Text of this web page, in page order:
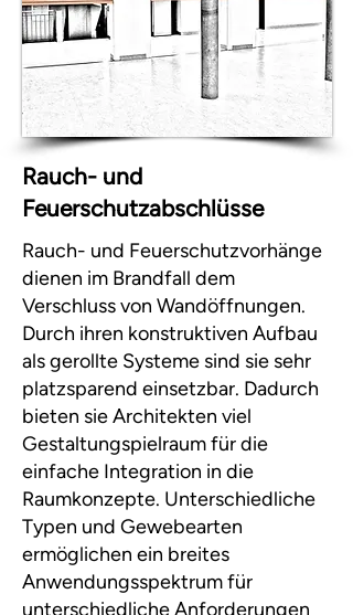
Rauch- und
Feuerschutzabschlüsse
Rauch- und Feuerschutzvorhänge
dienen im Brandfall dem
Verschluss von Wandöffnungen.
Durch ihren konstruktiven Aufbau
als gerollte Systeme sind sie sehr
platzsparend einsetzbar. Dadurch
bieten sie Architekten viel
Gestaltungspielraum für die
einfache Integration in die
Raumkonzepte. Unterschiedliche
Typen und Gewebearten
ermöglichen ein breites
Anwendungsspektrum für
unterschiedliche Anforderungen